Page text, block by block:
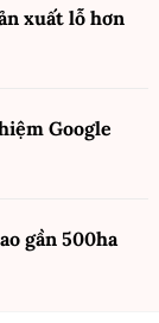
xuất lỗ hơn
Google
gần 500ha